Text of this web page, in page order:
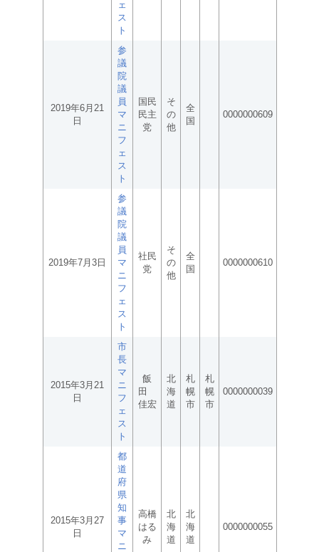
ェ
ス
ト
2019年6月21
日
参
議
院
議
員
マ
ニ
フ
ェ
ス
ト
国民
民主
党
そ
の
他
全
国
0000000609
2019年7月3日
参
議
院
議
員
マ
ニ
フ
ェ
ス
ト
社民
党
そ
の
他
全
国
0000000610
2015年3月21
日
市
長
マ
ニ
フ
ェ
ス
ト
飯
田
佳宏
北
海
道
札
幌
市
札
幌
市
0000000039
2015年3月27
日
都
道
府
県
知
事
マ
ニ
高橋
はる
み
北
海
道
北
海
道
0000000055